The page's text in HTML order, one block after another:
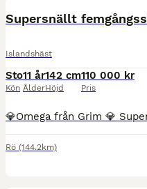
Islandshäst
Sto
Kön
11 år
Ålder
142 cm
Höjd
110 000 kr
Pris
Rö (144.2km)